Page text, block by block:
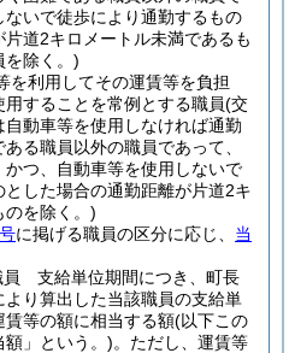
いで徒歩により通勤するもの
道2キロメートル未満であるも
を除く。)
を利用してその運賃等を負担
することを常例とする職員(交
動車等を使用しなければ通勤
る職員以外の職員であって、
つ、自動車等を使用しないで
した場合の通勤距離が片道2キ
のを除く。)
に掲げる職員の区分に応じ、 当
員 支給単位期間につき、町長
り算出した当該職員の支給単
等の額に相当する額(以下この
額」という。)。 ただし、運賃等